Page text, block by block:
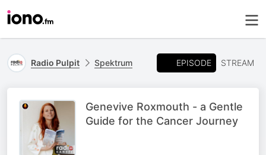
Radio Pulpit Spektrum EPISODE STREAM
Genevive Roxmouth - a Gentle
Guide for the Cancer Journey